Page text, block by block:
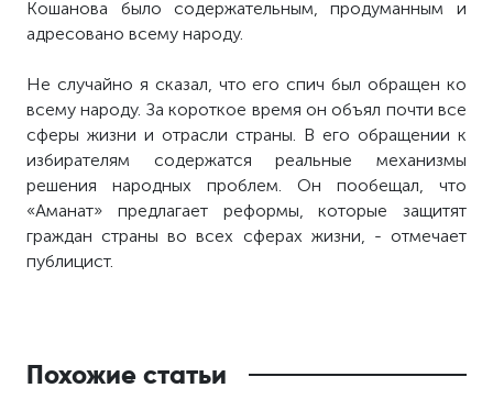
Кошанова было содержательным, продуманным и
адресовано всему народу.
Не случайно я сказал, что его спич был обращен ко
всему народу. За короткое время он объял почти все
сферы жизни и отрасли страны. В его обращении к
избирателям содержатся реальные механизмы
решения народных проблем. Он пообещал, что
«Аманат» предлагает реформы, которые защитят
граждан страны во всех сферах жизни, - отмечает
публицист.
Похожие статьи